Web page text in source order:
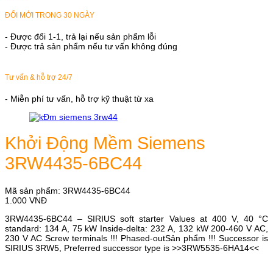
ĐỔI MỚI TRONG 30 NGÀY
- Được đổi 1-1, trả lại nếu sản phẩm lỗi
- Được trả sản phẩm nếu tư vấn không đúng
Tư vấn & hỗ trợ 24/7
- Miễn phí tư vấn, hỗ trợ kỹ thuật từ xa
Khởi Động Mềm Siemens
3RW4435-6BC44
Mã sản phẩm: 3RW4435-6BC44
1.000 VNĐ
3RW4435-6BC44 – SIRIUS soft starter Values at 400 V, 40 °C
standard: 134 A, 75 kW Inside-delta: 232 A, 132 kW 200-460 V AC,
230 V AC Screw terminals !!! Phased-outSản phẩm !!! Successor is
SIRIUS 3RW5, Preferred successor type is >>3RW5535-6HA14<<